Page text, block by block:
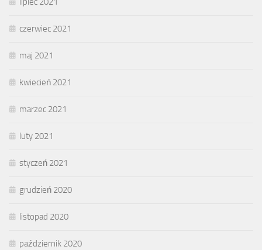
czerwiec 2021
maj 2021
kwiecień 2021
marzec 2021
luty 2021
styczeń 2021
grudzień 2020
listopad 2020
październik 2020